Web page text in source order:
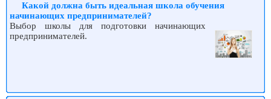
Какой должна быть идеальная школа обучения
начинающих предпринимателей?
Выбор школы для подготовки начинающих
предпринимателей.